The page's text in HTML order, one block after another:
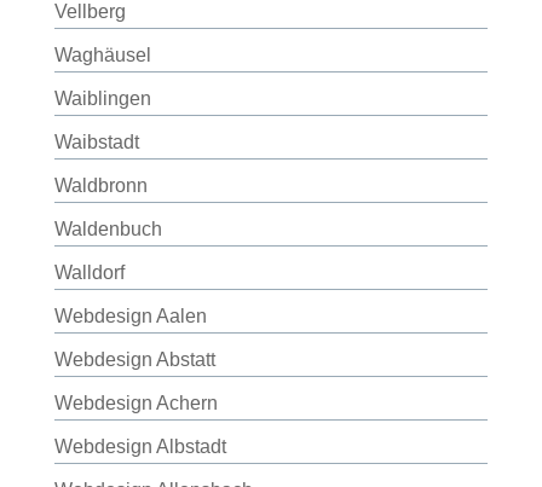
Vellberg
Waghäusel
Waiblingen
Waibstadt
Waldbronn
Waldenbuch
Walldorf
Webdesign Aalen
Webdesign Abstatt
Webdesign Achern
Webdesign Albstadt